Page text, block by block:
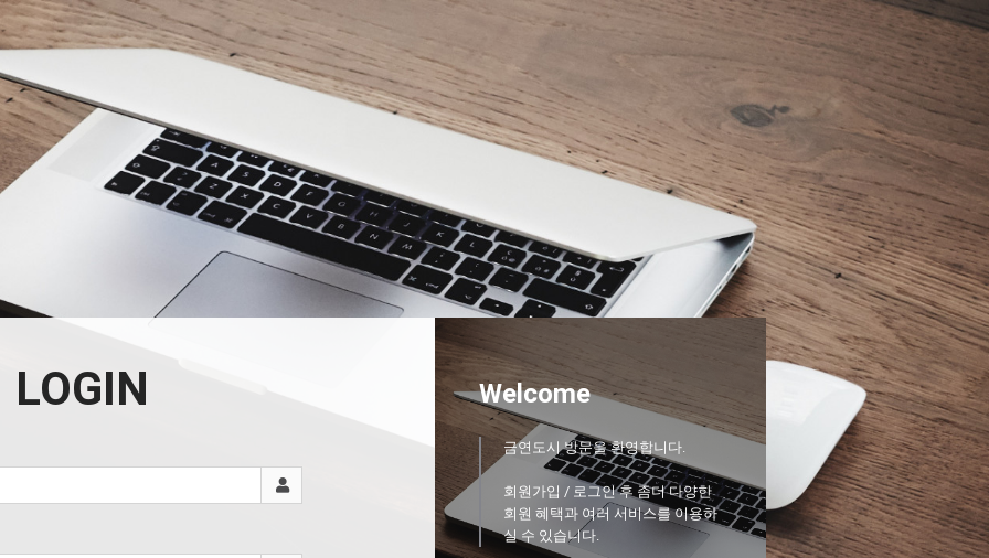
LOGIN Welcome
금연도시 방문을 환영합니다.
회원가입 / 로그인 후 좀더 다양한
회원 혜택과 여러 서비스를 이용하
실 수 있습니다.